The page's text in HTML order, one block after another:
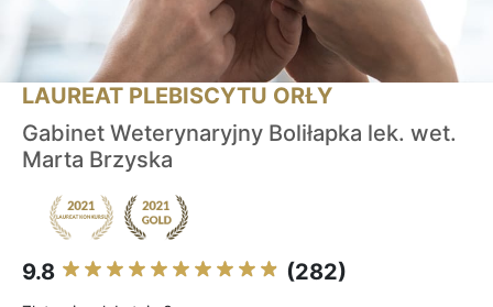
LAUREAT PLEBISCYTU ORŁY
Gabinet Weterynaryjny Boliłapka lek. wet.
Marta Brzyska
9.8 (282)